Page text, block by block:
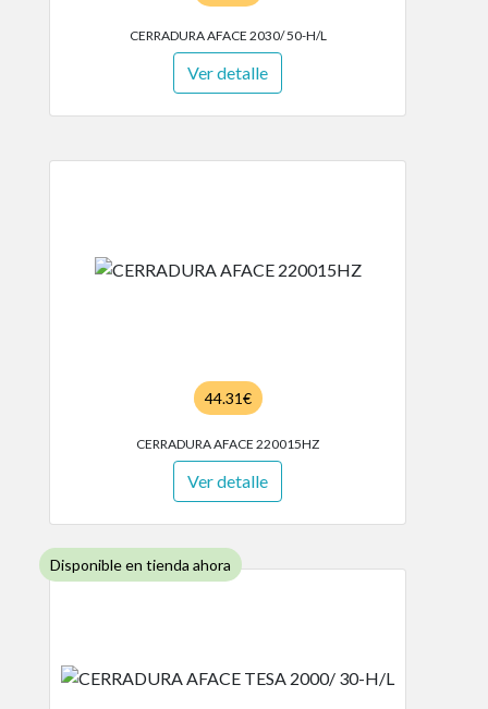
CERRADURA AFACE 2030/ 50-H/L
Ver detalle
44.31€
CERRADURA AFACE 220015HZ
Ver detalle
Disponible en tienda ahora